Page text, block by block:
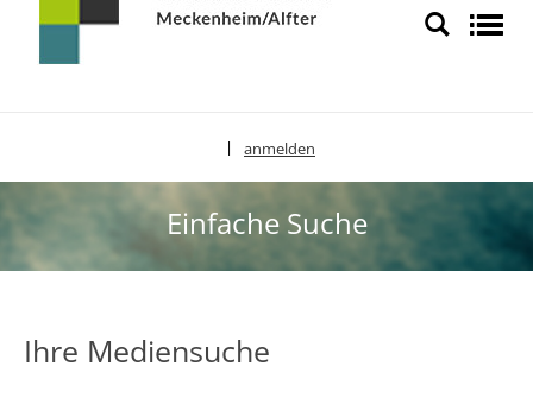
anmelden
Einfache Suche
Ihre Mediensuche